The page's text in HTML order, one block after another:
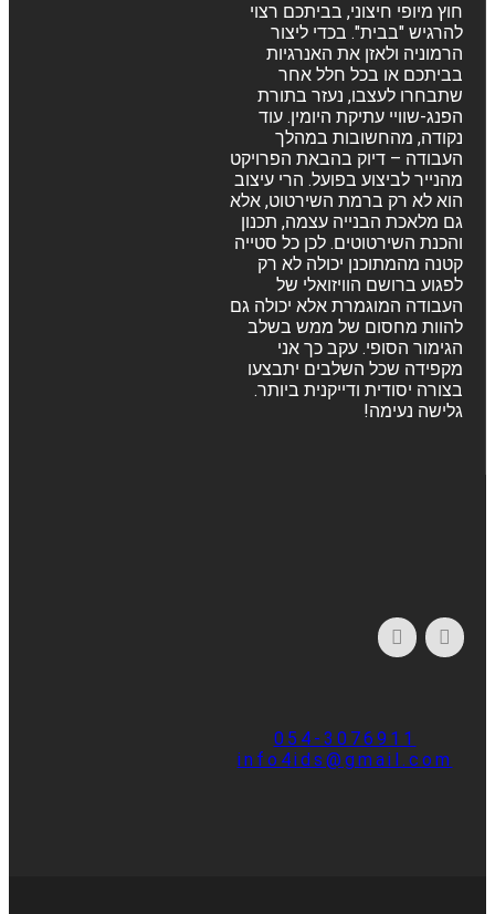
חוץ מיופי חיצוני, בביתכם רצוי
להרגיש "בבית". בכדי ליצור
הרמוניה ולאזן את האנרגיות
בביתכם או בכל חלל אחר
שתבחרו לעצבו, נעזר בתורת
הפנג-שוויי עתיקת היומין. עוד
נקודה, מהחשובות במהלך
העבודה – דיוק בהבאת הפרויקט
מהנייר לביצוע בפועל. הרי עיצוב
הוא לא רק ברמת השירטוט, אלא
גם מלאכת הבנייה עצמה, תכנון
והכנת השירטוטים. לכן כל סטייה
קטנה מהמתוכנן יכולה לא רק
לפגוע ברושם הוויזואלי של
העבודה המוגמרת אלא יכולה גם
להוות מחסום של ממש בשלב
הגימור הסופי. עקב כך אני
מקפידה שכל השלבים יתבצעו
בצורה יסודית ודייקנית ביותר.
גלישה נעימה!
054-3076911
info4ids@gmail.com